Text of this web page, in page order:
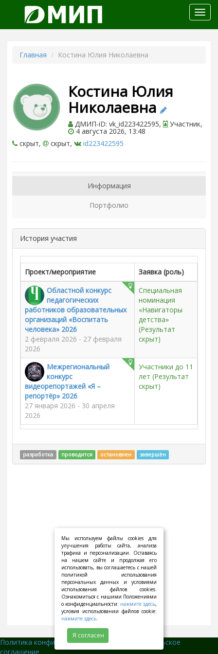
меню
Главная Костина Юлия Николаевна
Костина Юлия
Николаевна
ДМИП-iD: vk_id223422595, Участник,
4 августа 2026, 13:48
скрыт,
скрыт, id223422595
Информация
Портфолио
История участия
Проект/мероприятие
Заявка (роль)
Областной конкурс
педагогических
работников образовательных
организаций «Воспитать
человека» 2026
2 февраля 2026 - 27 февраля
2026
Специальная
номинация
«Навигаторы
детства»
(Результат
скрыт)
Межрегиональный
конкурс
видеорепортажей «Я –
репортёр» 2026
27 января 2026 - 30 апреля
2026
Участники до 11
лет (Результат
скрыт)
разработка проводится остановлен завершён
Политика конфиденциальности||
Пользовательское
соглашение
Мы используем файлы cookies для
улучшения работы сайта, анализа
трафика и персонализации. Оставаясь
на нашем сайте и продолжая его
использовать, вы соглашаетесь с нашей
политикой использования
персональных данных и условиями
использования файлов cookies.
Ознакомиться с нашими Положениями
о конфиденциальности: нажмите здесь,
условия использовании файлов cookie:
нажмите здесь.
Я согласен